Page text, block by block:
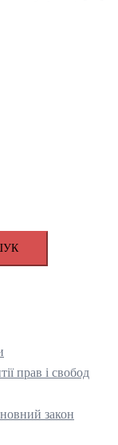
прав і свобод
закон